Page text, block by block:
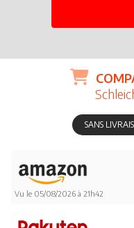
SANS
Vu le 05/08/2026 à 21h42